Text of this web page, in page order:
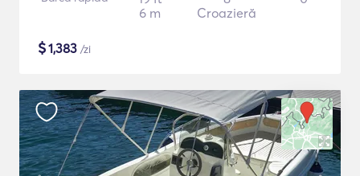
6 m
Croazieră
$1,383 /zi